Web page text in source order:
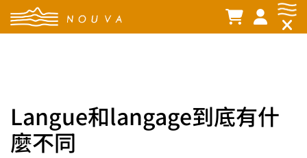
Langue和langage到底有什
麼不同